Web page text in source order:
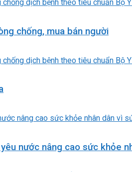
chống, mua bán người
nước nâng cao sức khỏe